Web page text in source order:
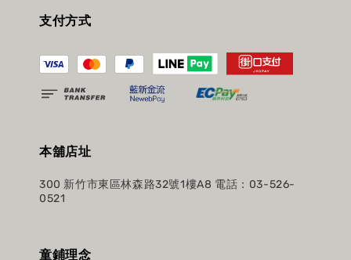
支付方式
本舖店址
300 新竹市東區林森路32號1樓A8 電話：03-526-
0521
童鋪理念